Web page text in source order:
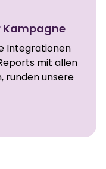
Kampagne
Integrationen
mit allen
runden unsere